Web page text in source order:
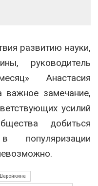
развитию науки,
руководитель
Анастасия
важное замечание,
усилий
добиться